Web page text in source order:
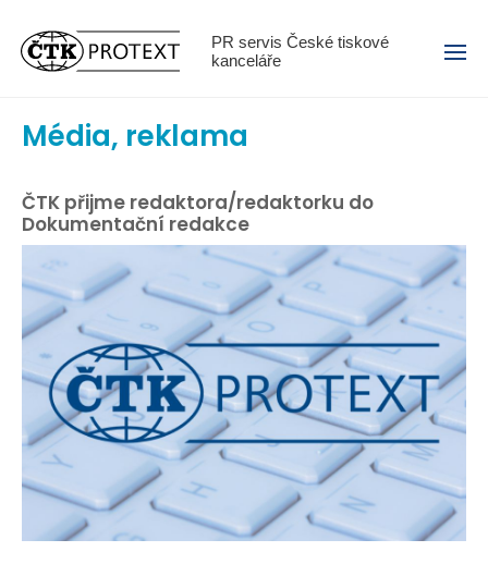
PR servis České tiskové
kanceláře
Menu
Média, reklama
ČTK přijme redaktora/redaktorku do
Dokumentační redakce